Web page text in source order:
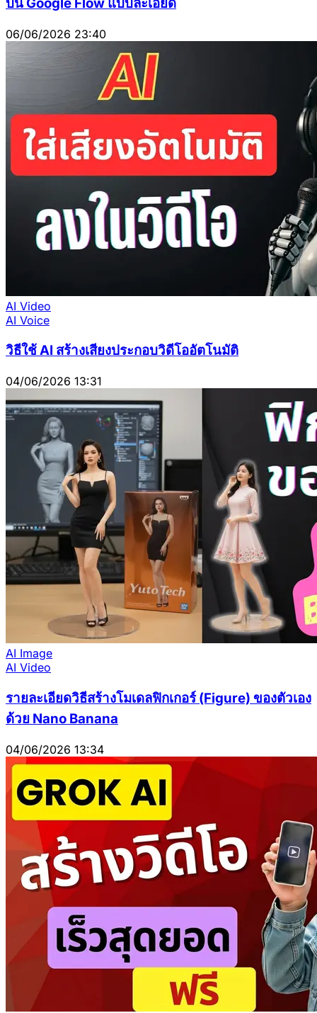
06/06/2026 23:40
AI Video
AI Voice
วิธีใช้ AI สร้างเสียงประกอบวิดีโออัตโนมัติ
04/06/2026 13:31
AI Image
AI Video
รายละเอียดวิธีสร้างโมเดลฟิกเกอร์ (Figure) ของตัวเอง
ด้วย Nano Banana
04/06/2026 13:34